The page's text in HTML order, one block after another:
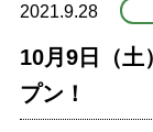
2021.9.28
10月9日（土
プン！